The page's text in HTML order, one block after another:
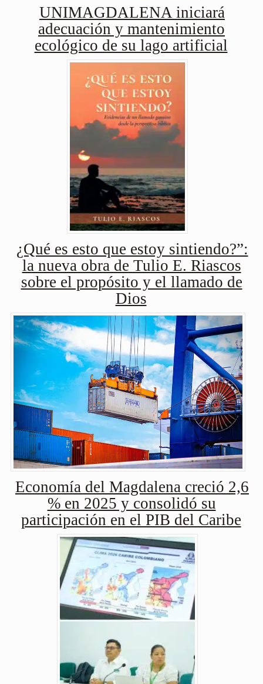
UNIMAGDALENA iniciará
adecuación y mantenimiento
ecológico de su lago artificial
¿Qué es esto que estoy sintiendo?”:
la nueva obra de Tulio E. Riascos
sobre el propósito y el llamado de
Dios
Economía del Magdalena creció 2,6
% en 2025 y consolidó su
participación en el PIB del Caribe